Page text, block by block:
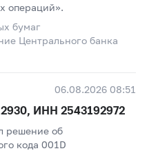
операций».
бумаг
Центрального банка
06.08.2026 08:51
ИНН 2543192972
решение об
кода 001D